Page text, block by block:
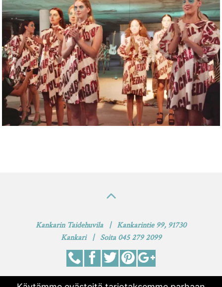
Kankarin Taidehuvila | Kankarintie 99, 91730
Kankari | Soita 045 279 2099